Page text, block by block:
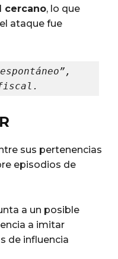
cercano, lo que
ataque fue
sus pertenencias
episodios de
a un posible
a imitar
de influencia